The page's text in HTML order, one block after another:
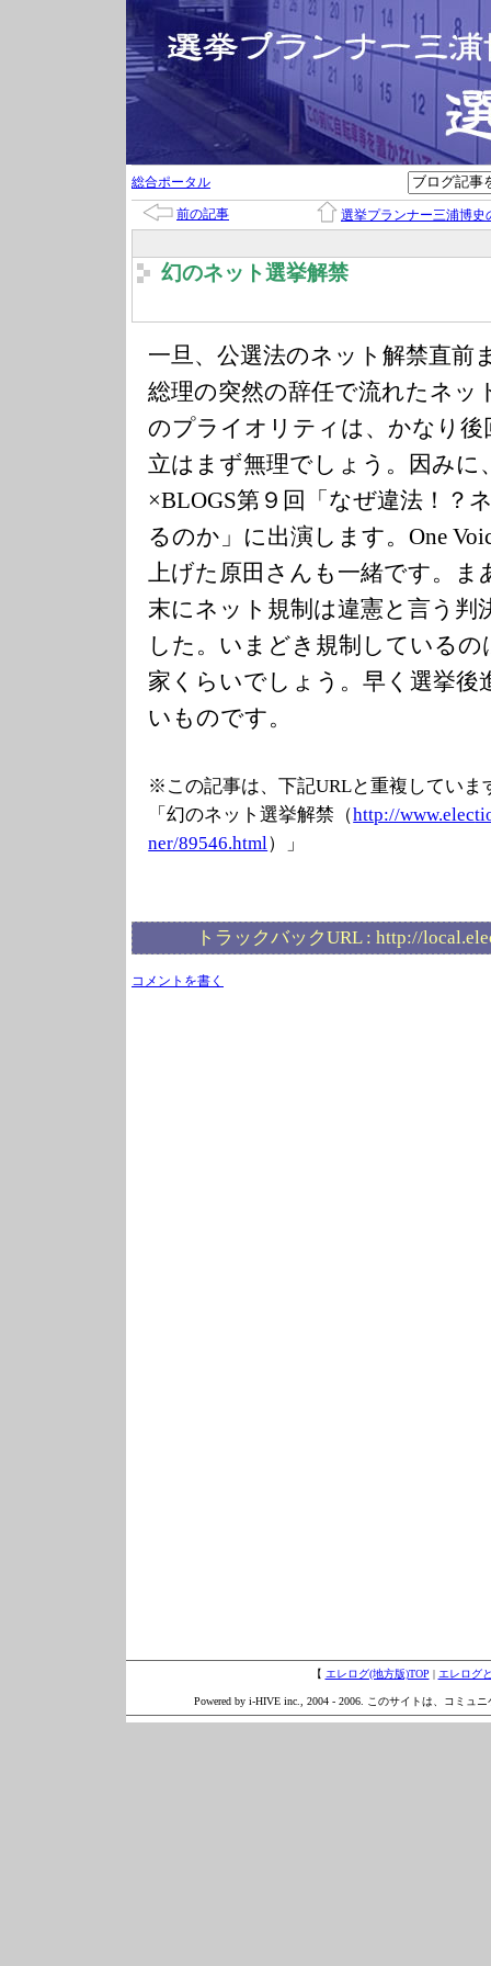
総合ポータル
前の記事 選挙プランナー三浦博史
幻のネット選挙解禁
一旦、公選法のネット解禁直前
総理の突然の辞任で流れたネッ
のプライオリティは、かなり後
立はまず無理でしょう。因みに
×BLOGS第９回「なぜ違法！？
るのか」に出演します。One
上げた原田さんも一緒です。
末にネット規制は違憲と言う判
した。いまどき規制している
家くらいでしょう。早く選挙後
いものです。
※この記事は、下記URLと重複していま
「幻のネット選挙解禁（http://www.elec
ner/89546.html ）」
トラックバックURL : http://
コメントを書く
【 エレログ(地方版)TOP | エレログ
Powered by i-HIVE inc., 2004 - 2006. このサイトは、コミュ